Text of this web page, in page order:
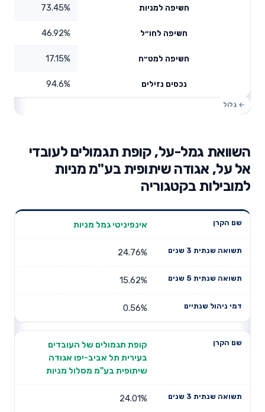
חשיפה למניות 73.45%
חשיפה לחו״ל 46.92%
חשיפה למט״ח 17.15%
נכסים נזילים 94.6%
השוואת גמל-על, קופת תגמולים לעובדי
אל על, אגודה שיתופית בע"מ מניות
למובילות בקטגוריה
שנים
תשואה
אינפיניטי גמל מניות
24.76%
15.62%
0.56%
קופת תגמולים של העובדים
בעירית תל אביב-יפו אגודה
שיתופית בע"מ מסלול מניות
24.01%